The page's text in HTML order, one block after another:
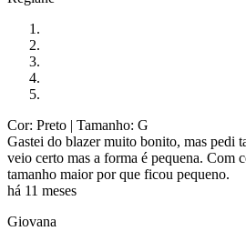
Cor: Preto | Tamanho: G
Gastei do blazer muito bonito, mas pedi
veio certo mas a forma é pequena. Com
tamanho maior por que ficou pequeno.
há 11 meses
Giovana